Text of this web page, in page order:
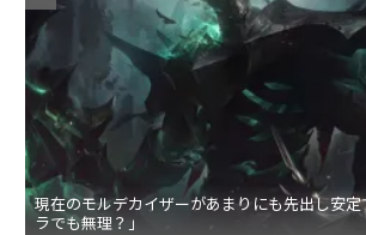
現在のモルデカイザーがあまりにも先出し安定
ラでも無理？」